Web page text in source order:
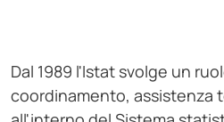
Dal 1989 l'Istat svolge un
coordinamento, assistenza